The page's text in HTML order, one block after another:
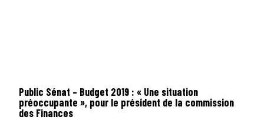
Public Sénat – Budget 2019 : « Une situation
préoccupante », pour le président de la commission
des Finances